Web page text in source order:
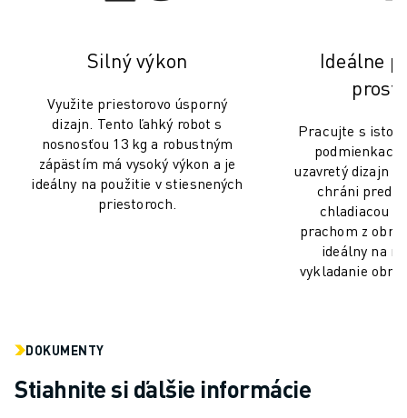
ŠKOLENIA A VZDELÁVANIE
RIEŠENIA PRE PRIEMYSELNÉ ODVETVIA
RIEŠENIA PRE VZDELÁVANIE
WORLDSKILLS & YOUNG TALENTS - SVETOVÉ SKÚSENOSTI &
VZDELÁVACIE PODUJATIA
SPRÁVY A MÉDIÁ
SPRÁVY A MÉDIÁ
TVORTE SVOJU BUDÚCNOSŤ SO SPOLOČNOSŤOU FANUC
Silný výkon
Využite priestorovo úsporný
dizajn. Tento ľahký robot s
nosnosťou 13 kg a robustným
zápästím má vysoký výkon a je
ideálny na použitie v stiesnených
priestoroch.
Ideálne
Pracujte s
uzavretý dizajn
chráni pred
chladiacou
prachom z
ideálny na
vykladanie
DOKUMENTY
Stiahnite si ďalšie informácie